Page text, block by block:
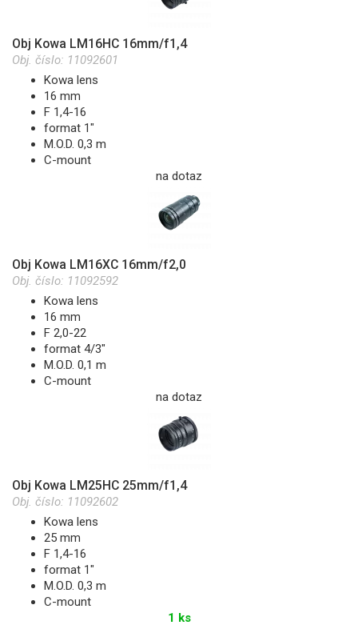
Obj Kowa LM16HC 16mm/f1,4
Obj. číslo: 11092601
Kowa lens
16 mm
F 1,4-16
format 1"
M.O.D. 0,3 m
C-mount
na dotaz
Obj Kowa LM16XC 16mm/f2,0
Obj. číslo: 11092592
Kowa lens
16 mm
F 2,0-22
format 4/3"
M.O.D. 0,1 m
C-mount
na dotaz
Obj Kowa LM25HC 25mm/f1,4
Obj. číslo: 11092602
Kowa lens
25 mm
F 1,4-16
format 1"
M.O.D. 0,3 m
C-mount
1 ks